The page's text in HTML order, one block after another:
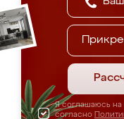
Я соглашаюсь на
согласно